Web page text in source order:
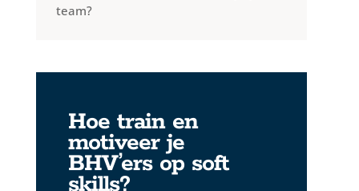
team?
Hoe train en
motiveer je
BHV’ers op soft
skills?